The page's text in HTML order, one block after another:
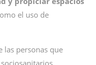
el uso de
las personas que